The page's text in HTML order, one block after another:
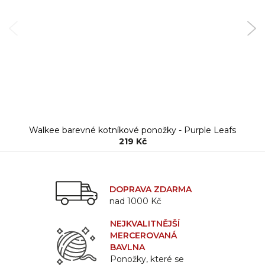
Walkee barevné kotníkové ponožky - Purple Leafs
219 Kč
DOPRAVA ZDARMA
nad 1000 Kč
NEJKVALITNĚJŠÍ
MERCEROVANÁ
BAVLNA
Ponožky, které se